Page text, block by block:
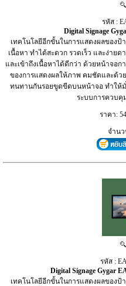
รหัส :
Digital Signage
เทคโนโลยีอีกขั้นในการแสดงผลของ
เนื้อหา ทำได้สะดวก รวดเร็ว และง่าย
และเข้าถึงเนื้อหาได้ดีกว่า ด้วยหน้าจอก
ของการแสดงผลให้ภาพ คมชัดและด้ว
ทนทานกันรอยขูดขีดบนหน้าจอ ทำให้
ระบบการควบคุม
ราคา:
จำนว
รหัส :
Digital Signage Gygar
เทคโนโลยีอีกขั้นในการแสดงผลของ